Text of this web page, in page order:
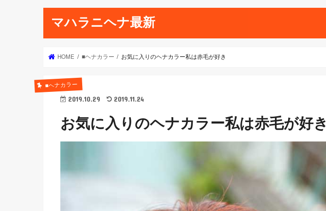
マハラニヘナ最新
HOME ■ヘナカラー お気に入りのヘナカラー私は赤毛が好き
■ヘナカラー
2019.10.29 2019.11.24
お気に入りのヘナカラー私は赤毛が好き